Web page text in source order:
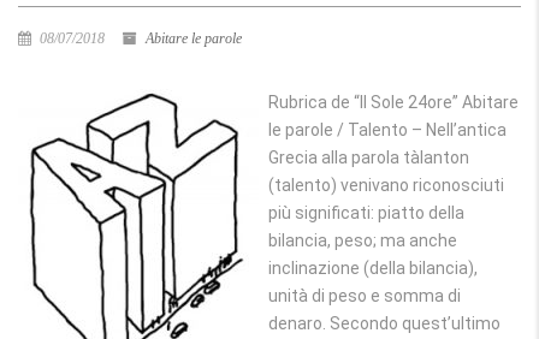
08/07/2018 Abitare le parole
Rubrica de “Il Sole 24ore” Abitare
le parole / Talento – Nell’antica
Grecia alla parola tàlanton
(talento) venivano riconosciuti
più significati: piatto della
bilancia, peso; ma anche
inclinazione (della bilancia),
unità di peso e somma di
denaro. Secondo quest’ultimo